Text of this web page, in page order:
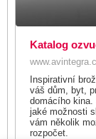
Katalog
Inspirativní
váš dům, byt,
domácího
jaké možnosti
vám několik
rozpočet.